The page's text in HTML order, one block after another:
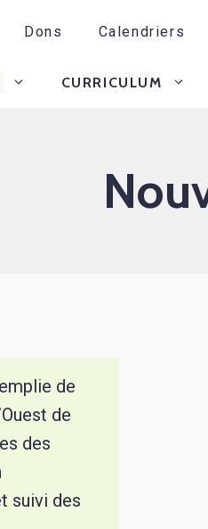
CURRICULUM
Dons Calendriers
de
de
des
suivi des